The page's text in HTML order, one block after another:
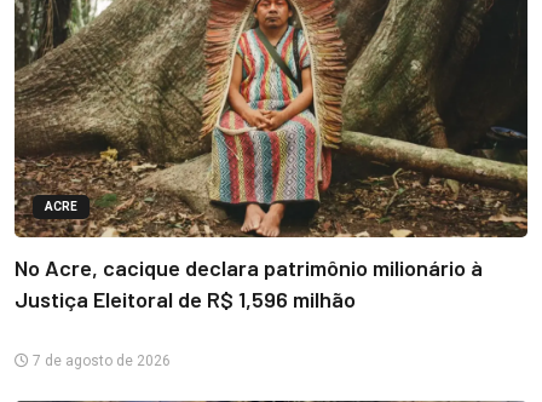
ACRE
No Acre, cacique declara patrimônio milionário à
Justiça Eleitoral de R$ 1,596 milhão
7 de agosto de 2026